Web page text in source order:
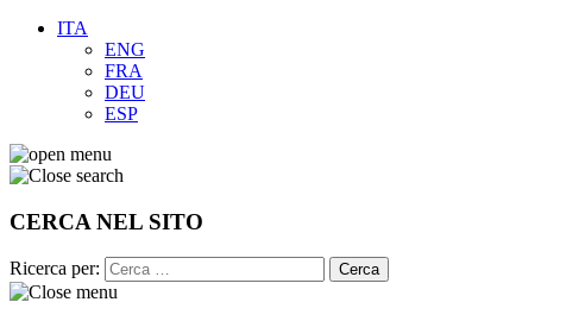
ITA
ENG
FRA
DEU
ESP
CERCA NEL SITO
Ricerca per: